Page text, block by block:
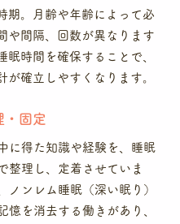
期。月齢や年齢によって必
や間隔、回数が異なります
眠時間を確保することで、
が確立しやすくなります。
・固定
に得た知識や経験を、睡眠
整理し、定着させていま
ノンレム睡眠（深い眠り）
憶を消去する働きがあり、